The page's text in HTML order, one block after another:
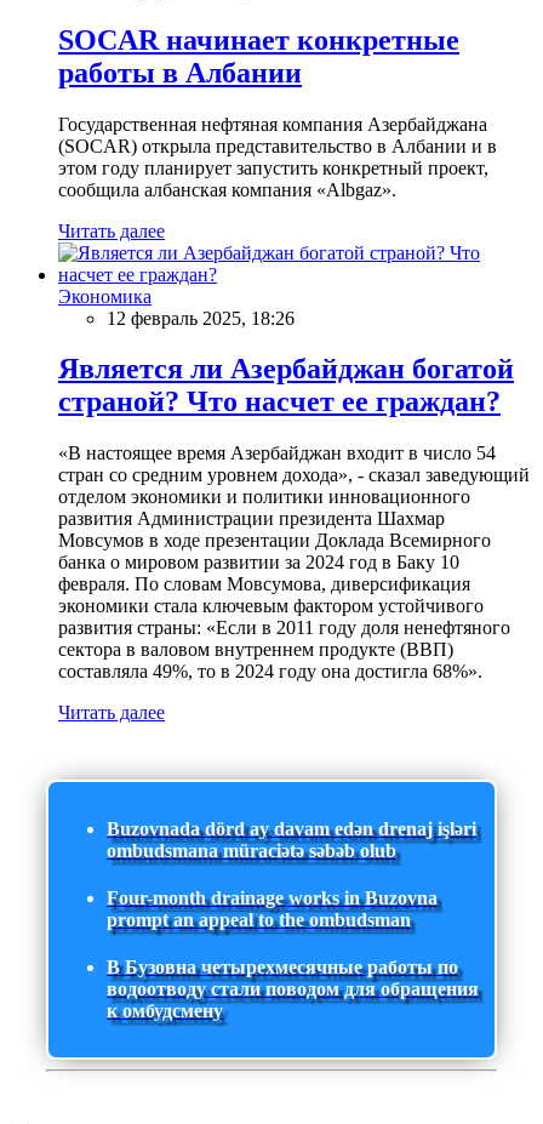
SOCAR начинает конкретные
работы в Албании
Государственная нефтяная компания Азербайджана
(SOCAR) открыла представительство в Албании и в
этом году планирует запустить конкретный проект,
сообщила албанская компания «Albgaz».
Читать далее
Экономика
12 февраль 2025, 18:26
Является ли Азербайджан богатой
страной? Что насчет ее граждан?
«В настоящее время Азербайджан входит в число 54
стран со средним уровнем дохода», - сказал заведующий
отделом экономики и политики инновационного
развития Администрации президента Шахмар
Мовсумов в ходе презентации Доклада Всемирного
банка о мировом развитии за 2024 год в Баку 10
февраля. По словам Мовсумова, диверсификация
экономики стала ключевым фактором устойчивого
развития страны: «Если в 2011 году доля ненефтяного
сектора в валовом внутреннем продукте (ВВП)
составляла 49%, то в 2024 году она достигла 68%».
Читать далее
Buzovnada dörd ay davam edən drenaj işləri
ombudsmana müraciətə səbəb olub
Four-month drainage works in Buzovna
prompt an appeal to the ombudsman
В Бузовна четырехмесячные работы по
водоотводу стали поводом для обращения
к омбудсмену